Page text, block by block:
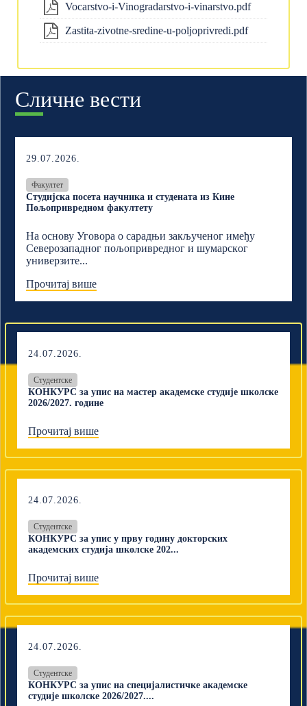
Vocarstvo-i-Vinogradarstvo-i-vinarstvo.pdf
Zastita-zivotne-sredine-u-poljoprivredi.pdf
Сличне вести
29.07.2026.
Факултет
Студијска посета научника и студената из Кине
Пољопривредном факултету
На основу Уговора о сарадњи закљученог имеђу
Северозападног пољопривредног и шумарскoг
универзите...
Прочитај више
24.07.2026.
Студентске
КОНКУРС за упис на мастер академске студије школске
2026/2027. године
Прочитај више
24.07.2026.
Студентске
КОНКУРС за упис у прву годину докторских
академских студија школске 202...
Прочитај више
24.07.2026.
Студентске
КОНКУРС за упис на специјалистичке академске
студије школске 2026/2027....